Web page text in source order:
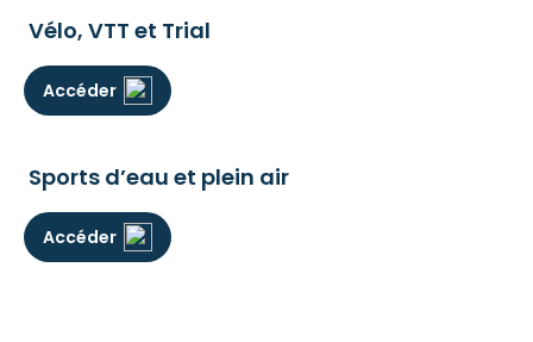
Vélo, VTT et Trial
Accéder
Sports d’eau et plein air
Accéder